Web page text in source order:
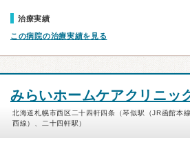
治療実績
この病院の治療実績を見る
みらいホームケアクリニッ
北海道札幌市西区二十四軒四条（琴似駅（JR函館本
西線）、二十四軒駅）